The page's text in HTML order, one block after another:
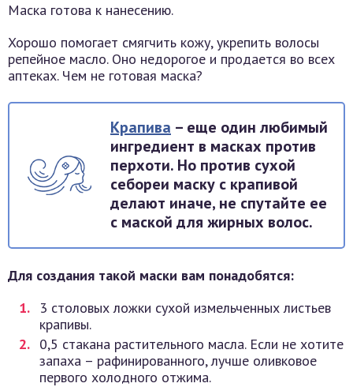
Маска готова к нанесению.
Хорошо помогает смягчить кожу, укрепить волосы
репейное масло. Оно недорогое и продается во всех
аптеках. Чем не готовая маска?
Крапива – еще один любимый
ингредиент в масках против
перхоти. Но против сухой
себореи маску с крапивой
делают иначе, не спутайте ее
с маской для жирных волос.
Для создания такой маски вам понадобятся:
3 столовых ложки сухой измельченных листьев
крапивы.
0,5 стакана растительного масла. Если не хотите
запаха – рафинированного, лучше оливковое
первого холодного отжима.